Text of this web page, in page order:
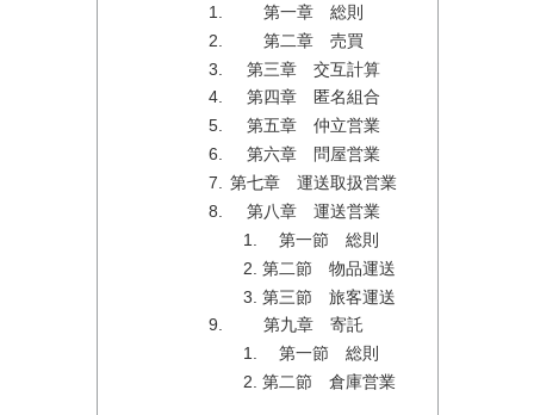
第一章 総則
第二章 売買
第三章 交互計算
第四章 匿名組合
第五章 仲立営業
第六章 問屋営業
第七章 運送取扱営業
第八章 運送営業
第一節 総則
第二節 物品運送
第三節 旅客運送
第九章 寄託
第一節 総則
第二節 倉庫営業